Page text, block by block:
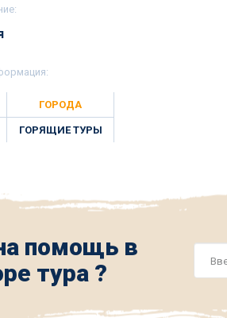
ГОРОДА
ГОРЯЩИЕ ТУРЫ
помощь в
тура ?
*